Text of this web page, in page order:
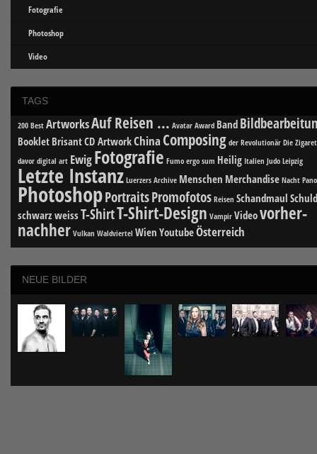
Fotografie
Photoshop
Video
TAGS
200 Best ArtworksAuf Reisen ... Avatar Award Band
Booklet BrisantCD ArtworkChinaComposing der Revolutionär Die
davor digital art EwigFotografie Fumo ergo sum Heilig Italien Judo Leipzig
Letzte Instanz Luerzers Archive Menschen Merchandise Nacht
PhotoshopPortraitsPromofotos Reisen Schandmaul
schwarz weissT-ShirtT-Shirt-Design Vampir Videovorher-
nachher Vulkan Waldviertel Wien YoutubeÖsterreich
NEUE BILDER